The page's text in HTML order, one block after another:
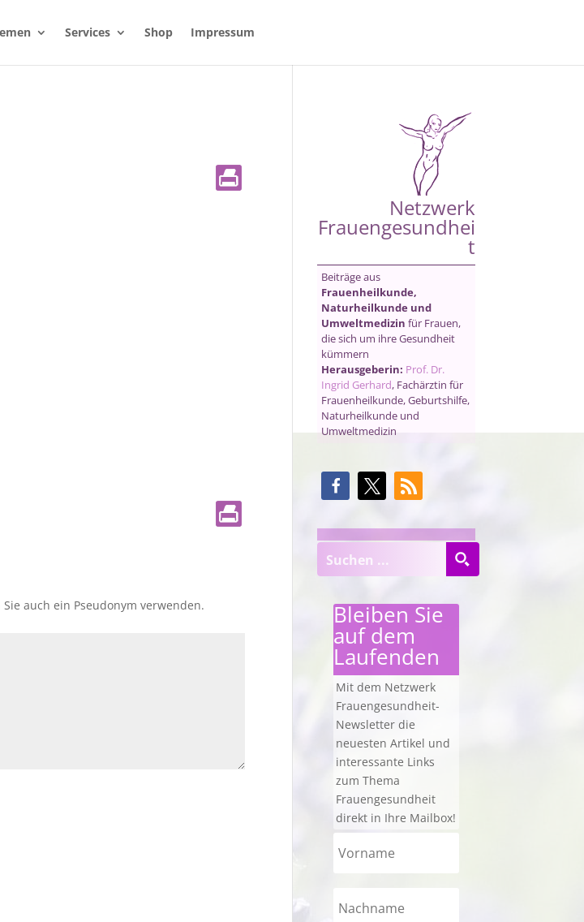
Services Shop Impressum
auch ein Pseudonym verwenden.
Netzwerk
Frauengesundhei
t
Beiträge aus
Frauenheilkunde,
Naturheilkunde und
Umweltmedizin für Frauen,
die sich um ihre Gesundheit
kümmern
Herausgeberin: Prof. Dr.
Ingrid Gerhard, Fachärztin für
Frauenheilkunde, Geburtshilfe,
Naturheilkunde und
Umweltmedizin
Bleiben Sie
auf dem
Laufenden
Mit dem Netzwerk
Frauengesundheit-
Newsletter die
neuesten Artikel und
interessante Links
zum Thema
Frauengesundheit
direkt in Ihre Mailbox!